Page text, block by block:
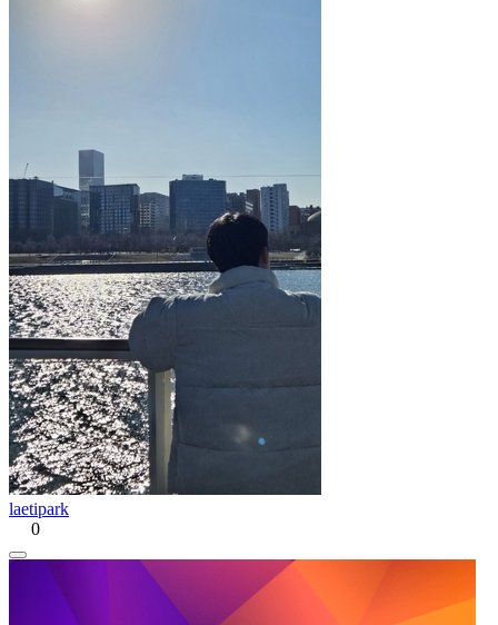
laetipark
0